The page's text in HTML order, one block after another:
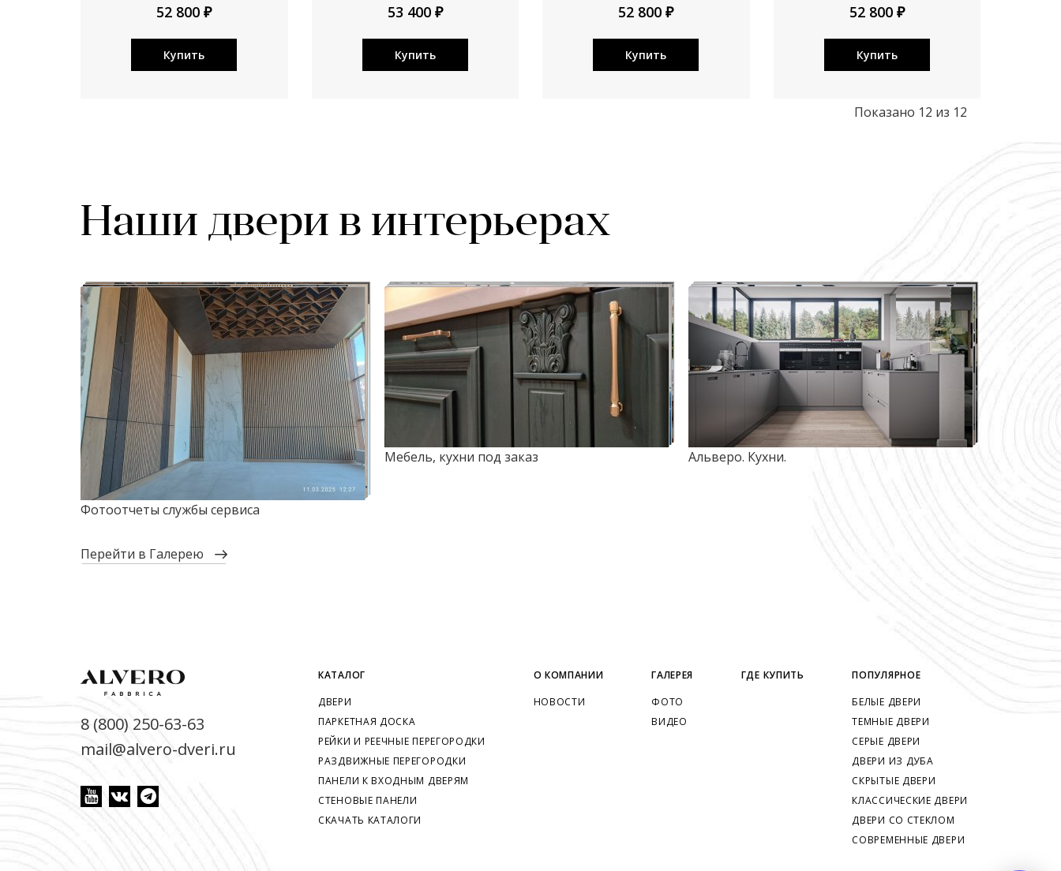
52 800 ₽
Купить
53 400 ₽
Купить
52 800 ₽
Купить
52 800 ₽
Купить
Показано 12 из 12
Наши двери в интерьерах
Фотоотчеты службы сервиса
Мебель, кухни под заказ Альверо. Кухни.
перейти в Галерею
8 (800) 250-63-63
mail@alvero-dveri.ru
КАТАЛОГ
ДВЕРИ
ПАРКЕТНАЯ ДОСКА
РЕЙКИ И РЕЕЧНЫЕ ПЕРЕГОРОДКИ
РАЗДВИЖНЫЕ ПЕРЕГОРОДКИ
ПАНЕЛИ К ВХОДНЫМ ДВЕРЯМ
СТЕНОВЫЕ ПАНЕЛИ
СКАЧАТЬ КАТАЛОГИ
О КОМПАНИИ
НОВОСТИ
ГАЛЕРЕЯ
ФОТО
ВИДЕО
ГДЕ КУПИТЬ
ПОПУЛЯРНОЕ
БЕЛЫЕ ДВЕРИ
ТЕМНЫЕ ДВЕРИ
СЕРЫЕ ДВЕРИ
ДВЕРИ ИЗ ДУБА
СКРЫТЫЕ ДВЕРИ
КЛАССИЧЕСКИЕ ДВЕРИ
ДВЕРИ СО СТЕКЛОМ
СОВРЕМЕННЫЕ ДВЕРИ